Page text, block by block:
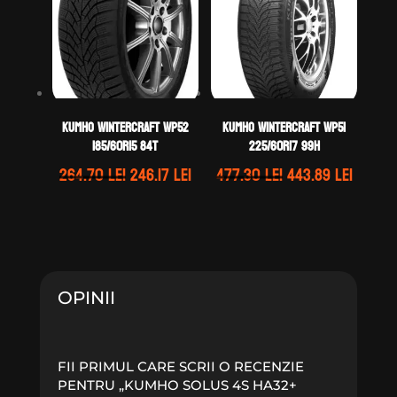
Kumho WINTERCRAFT WP52
185/60R15 84T
264.70leiPrețul
246.17leiPrețul
Kumho WINTERCRAFT WP51
225/60R17 99H
477.30leiPrețul
443.89leiPrețul
OPINII
FII PRIMUL CARE SCRII O RECENZIE
PENTRU „KUMHO SOLUS 4S HA32+